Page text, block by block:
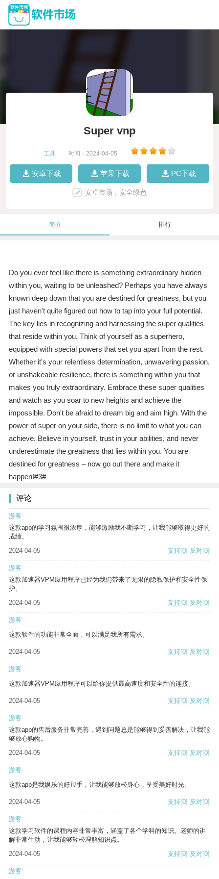
Super vnp
工具 时间：2024-04-05
安卓下载 苹果下载 PC下载
安卓市场，安全绿色
简介 排行
Do you ever feel like there is something extraordinary hidden
within you, waiting to be unleashed? Perhaps you have always
known deep down that you are destined for greatness, but you
just haven't quite figured out how to tap into your full potential.
The key lies in recognizing and harnessing the super qualities
that reside within you. Think of yourself as a superhero,
equipped with special powers that set you apart from the rest.
Whether it's your relentless determination, unwavering passion,
or unshakeable resilience, there is something within you that
makes you truly extraordinary. Embrace these super qualities
and watch as you soar to new heights and achieve the
impossible. Don't be afraid to dream big and aim high. With the
power of super on your side, there is no limit to what you can
achieve. Believe in yourself, trust in your abilities, and never
underestimate the greatness that lies within you. You are
destined for greatness – now go out there and make it
happen!#3#
评论
游客
这款app的学习氛围很浓厚，能够激励我不断学习，让我能够取得更好的
成绩。
2024-04-05
支持[0] 反对[0]
游客
这款加速器VPM应用程序已经为我们带来了无限的隐私保护和安全性保
护。
2024-04-05
支持[0] 反对[0]
游客
这款软件的功能非常全面，可以满足我所有需求。
2024-04-05 支持[0] 反对[0]
游客
这款加速器VPM应用程序可以给你提供最高速度和安全性的连接。
2024-04-05 支持[0] 反对[0]
游客
这款app的售后服务非常完善，遇到问题总是能够得到妥善解决，让我能
够放心购物。
2024-04-05
支持[0] 反对[0]
游客
这款app是我娱乐的好帮手，让我能够放松身心，享受美好时光。
2024-04-05 支持[0] 反对[0]
游客
这款学习软件的课程内容非常丰富，涵盖了各个学科的知识。老师的讲
解非常生动，让我能够轻松理解知识点。
2024-04-05
支持[0] 反对[0]
游客